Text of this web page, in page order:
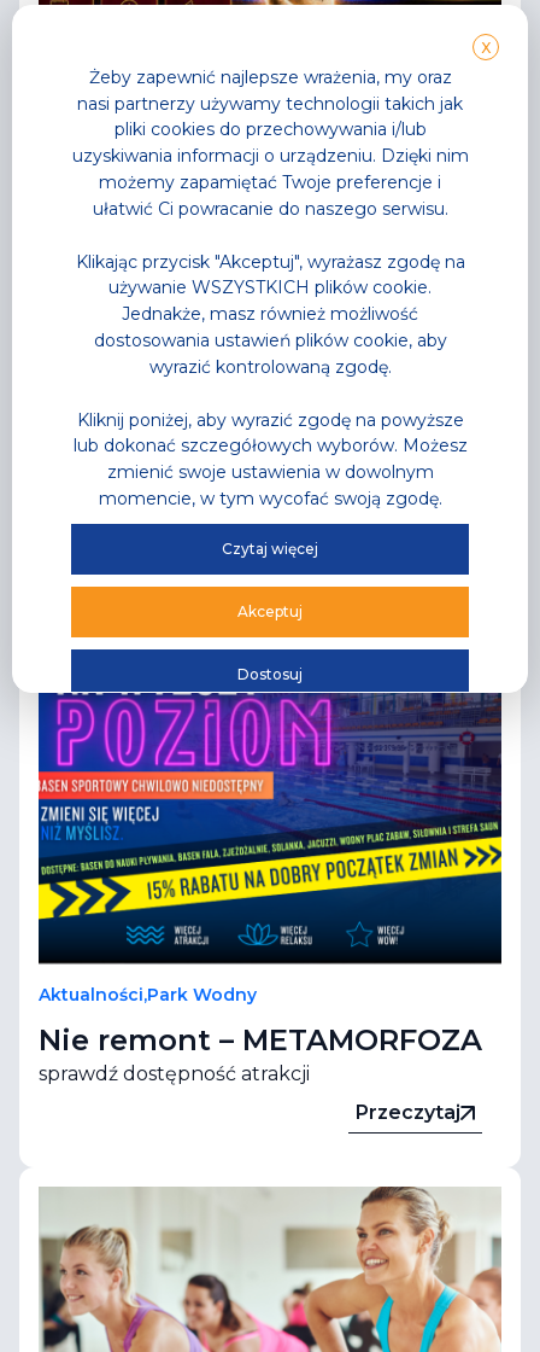
Aktualności,Park Wodny
Noc saunowa na którą
wszyscy czekali
Przeczytaj
Aktualności,Park Wodny
Nie remont – METAMORFOZA
sprawdź dostępność atrakcji
Przeczytaj
X
Żeby zapewnić najlepsze wrażenia, my oraz
nasi partnerzy używamy technologii takich jak
pliki cookies do przechowywania i/lub
uzyskiwania informacji o urządzeniu. Dzięki nim
możemy zapamiętać Twoje preferencje i
ułatwić Ci powracanie do naszego serwisu.
Klikając przycisk "Akceptuj", wyrażasz zgodę na
używanie WSZYSTKICH plików cookie.
Jednakże, masz również możliwość
dostosowania ustawień plików cookie, aby
wyrazić kontrolowaną zgodę.
Kliknij poniżej, aby wyrazić zgodę na powyższe
lub dokonać szczegółowych wyborów. Możesz
zmienić swoje ustawienia w dowolnym
momencie, w tym wycofać swoją zgodę.
Czytaj więcej
Akceptuj
Dostosuj